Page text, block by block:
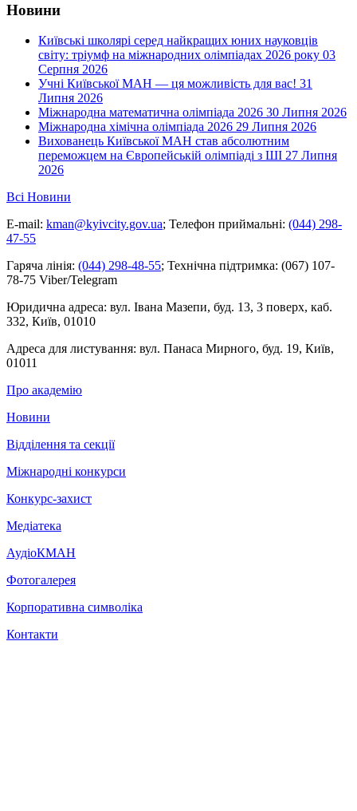
Новини
Київські школярі серед найкращих юних науковців
світу: тріумф на міжнародних олімпіадах 2026 року 03
Серпня 2026
Учні Київської МАН — ця можливість для вас! 31
Липня 2026
Міжнародна математична олімпіада 2026 30 Липня 2026
Міжнародна хімічна олімпіада 2026 29 Липня 2026
Вихованець Київської МАН став абсолютним
переможцем на Європейській олімпіаді з ШІ 27 Липня
2026
Всі Новини
E-mail: kman@kyivcity.gov.ua; Телефон приймальні: (044) 298-
47-55
Гаряча лінія: (044) 298-48-55; Технічна підтримка: (067) 107-
78-75 Viber/Telegram
Юридична адреса: вул. Івана Мазепи, буд. 13, 3 поверх, каб.
332, Київ, 01010
Адреса для листування: вул. Панаса Мирного, буд. 19, Київ,
01011
Про академію
Новини
Відділення та секції
Міжнародні конкурси
Конкурс-захист
Медіатека
АудіоКМАН
Фотогалерея
Корпоративна символіка
Контакти